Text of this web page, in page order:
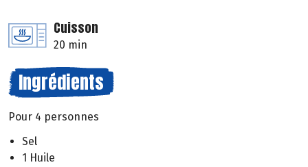
Cuisson
20 min
Ingrédients
Pour 4 personnes
Sel
1 Huile